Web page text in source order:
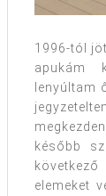
1996-tól
apukám
lenyúltam
később
elemeket